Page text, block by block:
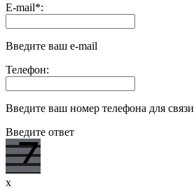
E-mail*:
Введите ваш e-mail
Телефон:
Введите ваш номер телефона для связи
Введите ответ
x